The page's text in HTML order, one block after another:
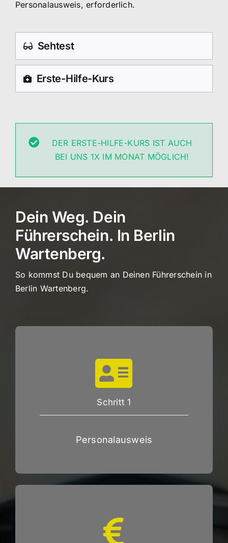
Personalausweis, erforderlich.
Sehtest
Erste-Hilfe-Kurs
DER ERSTE-HILFE-KURS IST AUCH
BEI UNS 1X IM MONAT MÖGLICH!
Dein Weg. Dein
Führerschein. In Berlin
Wartenberg.
So kommst Du bequem an Deinen Führerschein in
Berlin Wartenberg.
Schritt 1
Personalausweis